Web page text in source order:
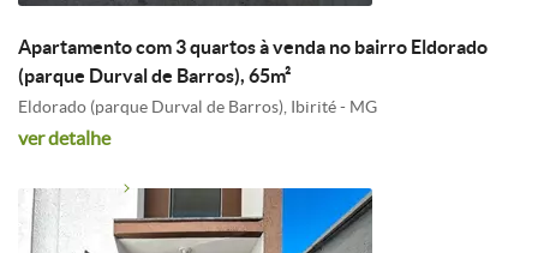
Apartamento com 3 quartos à venda no bairro Eldorado
(parque Durval de Barros), 65m²
Eldorado (parque Durval de Barros), Ibirité - MG
ver detalhe